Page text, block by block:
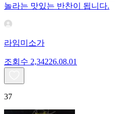
놀라는 맛있는 반찬이 됩니다.
라임미소가
조회수 2,34226.08.01
37